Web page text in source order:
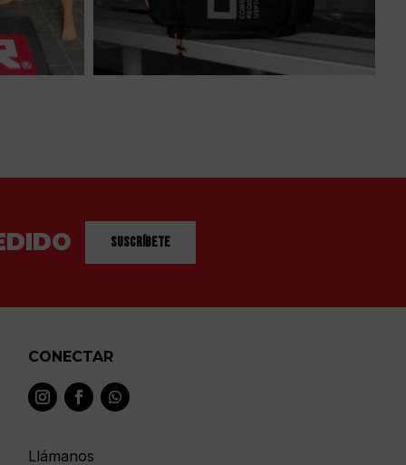
Suscríbete
CONECTAR
Llámanos